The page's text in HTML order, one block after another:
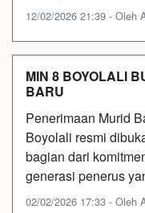
12/02/2026 21:39 - Oleh
MIN 8 BOYOLALI
BARU
Penerimaan Murid
Boyolali resmi
bagian dari
generasi penerus
02/02/2026 17:33 - Oleh